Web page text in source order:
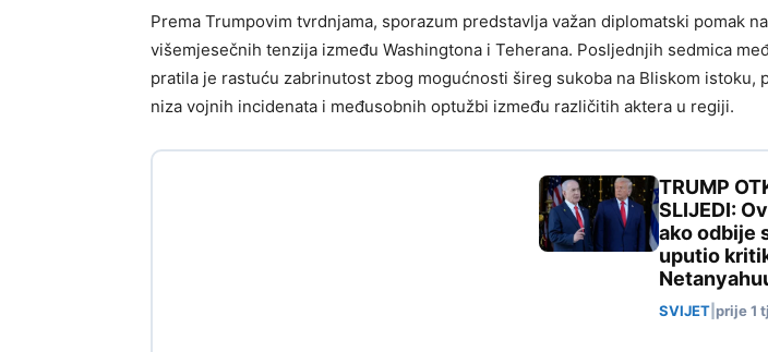
Prema Trumpovim tvrdnjama, sporazum predstavlja važan diplomatski pomak
višemjesečnih tenzija između Washingtona i Teherana. Posljednjih sedmica
pratila je rastuću zabrinutost zbog mogućnosti šireg sukoba na Bliskom istoku,
niza vojnih incidenata i međusobnih optužbi između različitih aktera u regiji.
TRUMP
SLIJEDI:
ako odbije
uputio
SVIJET prije 1